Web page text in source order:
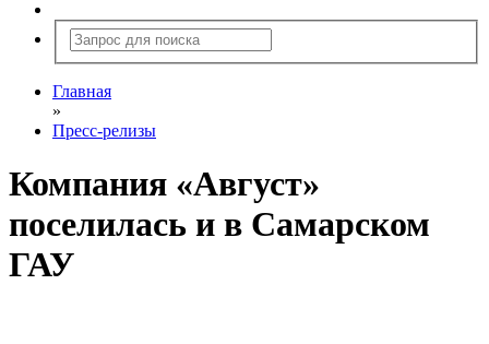
Главная
»
Пресс-релизы
Компания «Август»
поселилась и в Самарском
ГАУ